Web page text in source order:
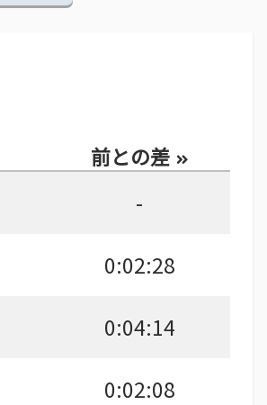
前との差
-
0:02:28
0:04:14
0:02:08